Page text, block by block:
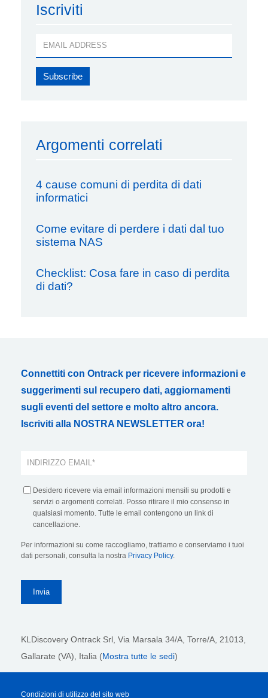
Iscriviti
Argomenti correlati
4 cause comuni di perdita di dati
informatici
Come evitare di perdere i dati dal tuo
sistema NAS
Checklist: Cosa fare in caso di perdita
di dati?
Connettiti con Ontrack per ricevere informazioni e
suggerimenti sul recupero dati, aggiornamenti
sugli eventi del settore e molto altro ancora.
Iscriviti alla NOSTRA NEWSLETTER ora!
Desidero ricevere via email informazioni mensili su prodotti e
servizi o argomenti correlati. Posso ritirare il mio consenso in
qualsiasi momento. Tutte le email contengono un link di
cancellazione.
Per informazioni su come raccogliamo, trattiamo e conserviamo i tuoi
dati personali, consulta la nostra Privacy Policy.
KLDiscovery Ontrack Srl, Via Marsala 34/A, Torre/A, 21013,
Gallarate (VA), Italia (Mostra tutte le sedi)
Condizioni di utilizzo del sito web